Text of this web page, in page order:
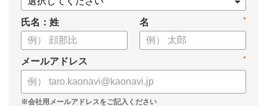
氏名：姓 *
名
*
メールアドレス